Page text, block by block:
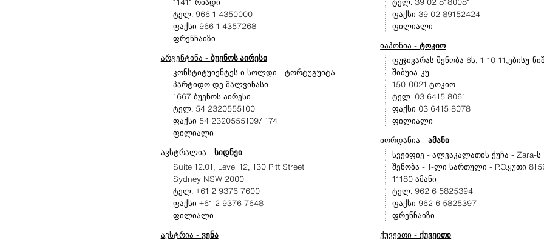
ტელ. 966 1 4350000
ფაქსი 966 1 4357268
ფრენჩაიზი
არგენტინა - ბუენოს აირესი
კონსტიტუიენტეს ი სოლდი - ტორტუგუიტა -
პარტიდო დე მალვინასი
1667 ბუენოს აირესი
ტელ. 54 2320555100
ფაქსი 54 2320555109/ 174
ფილიალი
ავსტრალია - სიდნეი
Suite 12.01, Level 12, 130 Pitt Street
Sydney NSW 2000
ტელ. +61 2 9376 7600
ფაქსი +61 2 9376 7648
ფილიალი
ავსტრია - ვენა
ფაქსი 39 02 89152424
ფილიალი
იაპონია -ტოკიო
ფუჯივარას შენობა 6ს, 1-10-11,ებისუ-
შიბუია-კუ
150-0021 ტოკიო
ტელ. 03 6415 8061
ფაქსი 03 6415 8078
ფილიალი
იორდანია -ამანი
სვეიფიე - ალვაკალათის ქუჩა - Zara-ს
შენობა - 1-ლი სართული - P.O.ყუთი
11180 ამანი
ტელ. 962 6 5825394
ფაქსი 962 6 5825397
ფრენჩაიზი
ქუვეითი -ქუვეითი